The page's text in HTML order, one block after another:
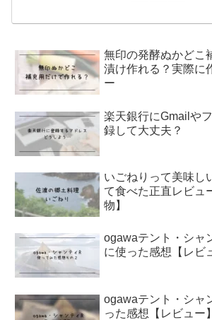
無印の発酵ぬかどこ
漬け作れる？実際に
ー
楽天銀行にGmailや
録して大丈夫？
いごねりって美味し
て食べた正直レビュ
物】
ogawaテント・シャ
に使った感想【レビ
ogawaテント・シャ
った感想【レビュー】